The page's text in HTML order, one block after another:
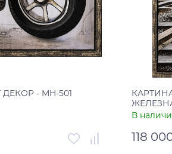
- MH-501
В
118